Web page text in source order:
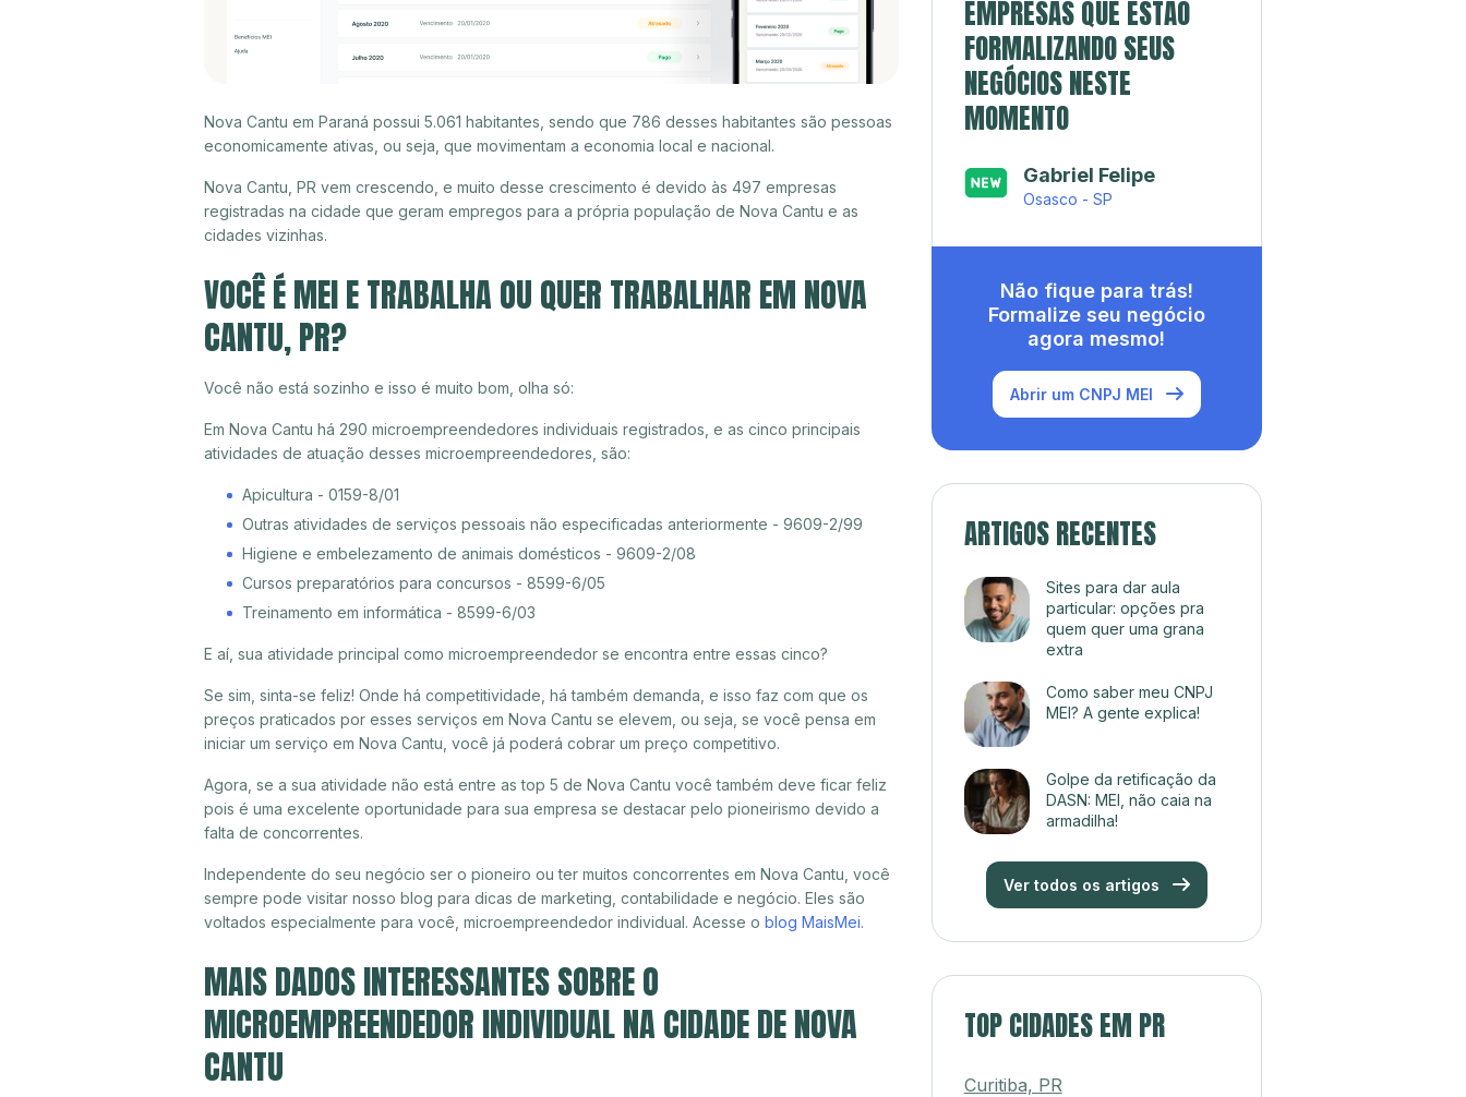
Nova Cantu em Paraná possui 5.061 habitantes, sendo que 786 desses habitantes são pessoas
economicamente ativas, ou seja, que movimentam a economia local e nacional.
Nova Cantu, PR vem crescendo, e muito desse crescimento é devido às 497 empresas
registradas na cidade que geram empregos para a própria população de Nova Cantu e as
cidades vizinhas.
VOCÊ É MEI E TRABALHA OU QUER TRABALHAR EM NOVA
CANTU, PR?
Você não está sozinho e isso é muito bom, olha só:
Em Nova Cantu há 290 microempreendedores individuais registrados, e as cinco principais
atividades de atuação desses microempreendedores, são:
Apicultura - 0159-8/01
Outras atividades de serviços pessoais não especificadas anteriormente - 9609-2/99
Higiene e embelezamento de animais domésticos - 9609-2/08
Cursos preparatórios para concursos - 8599-6/05
Treinamento em informática - 8599-6/03
E aí, sua atividade principal como microempreendedor se encontra entre essas cinco?
Se sim, sinta-se feliz! Onde há competitividade, há também demanda, e isso faz com que os
preços praticados por esses serviços em Nova Cantu se elevem, ou seja, se você pensa em
iniciar um serviço em Nova Cantu, você já poderá cobrar um preço competitivo.
Agora, se a sua atividade não está entre as top 5 de Nova Cantu você também deve ficar feliz
pois é uma excelente oportunidade para sua empresa se destacar pelo pioneirismo devido a
falta de concorrentes.
Independente do seu negócio ser o pioneiro ou ter muitos concorrentes em Nova Cantu, você
sempre pode visitar nosso blog para dicas de marketing, contabilidade e negócio. Eles são
voltados especialmente para você, microempreendedor individual. Acesse o blog MaisMei.
MAIS DADOS INTERESSANTES SOBRE O
MICROEMPREENDEDOR INDIVIDUAL NA CIDADE DE NOVA
CANTU
EMPRESAS QUE ESTÃO
FORMALIZANDO SEUS
NEGÓCIOS NESTE
MOMENTO
Gabriel Felipe
Osasco - SP
Não fique para trás!
Formalize seu negócio
agora mesmo!
Abrir um CNPJ MEI
ARTIGOS RECENTES
Sites para dar aula
particular: opções pra
quem quer uma grana
extra
Como saber meu CNPJ
MEI? A gente explica!
Golpe da retificação da
DASN: MEI, não caia na
armadilha!
Ver todos os artigos
TOP CIDADES EM PR
Curitiba, PR